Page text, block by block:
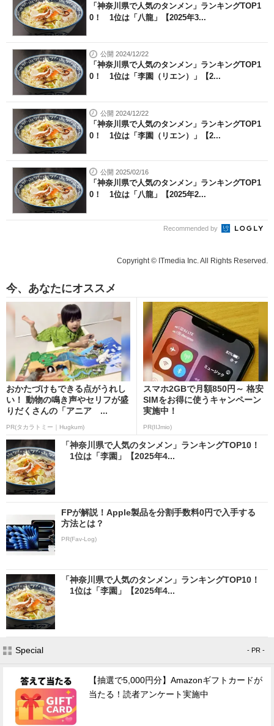
「神奈川県で人気のタンメン」ランキングTOP1
0！ 1位は「八龍」【2025年3...
公開 2024/12/22
「神奈川県で人気のタンメン」ランキングTOP1
0！ 1位は「李園（リエン）」【2...
公開 2024/12/22
「神奈川県で人気のタンメン」ランキングTOP1
0！ 1位は「李園（リエン）」【2...
公開 2025/02/16
「神奈川県で人気のタンメン」ランキングTOP1
0！ 1位は「八龍」【2025年2...
Recommended by
Copyright © ITmedia Inc. All Rights Reserved.
今、あなたにオススメ
おかたづけもできる点がうれし
い！ 動物の鳴き声やセリフが盛
りだくさんの「アニア ...
PR(タカラトミー｜Hugkum)
スマホ2GBで月額850円～ 格安
SIMをお得に使うキャンペーン
実施中！
PR(IIJmio)
「神奈川県で人気のタンメン」ランキングTOP10！
1位は「李園」【2025年4...
FPが解説！Apple製品を分割手数料0円で入手する
方法とは？
PR(Fav-Log)
「神奈川県で人気のタンメン」ランキングTOP10！
1位は「李園」【2025年4...
Special - PR -
【抽選で5,000円分】Amazonギフトカードが
当たる！読者アンケート実施中